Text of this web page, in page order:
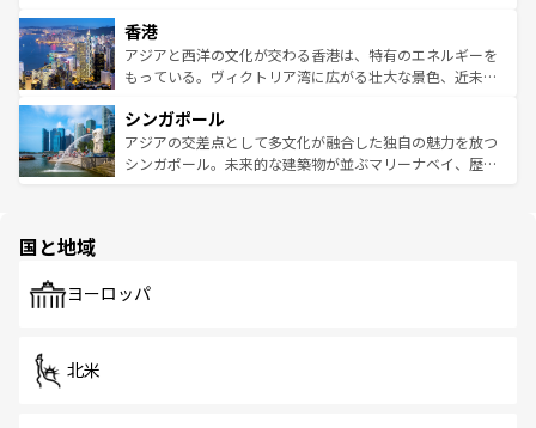
とつ。フォーやバインミー、ベトナムコーヒーなどは、ぜ
ひ現地で味わいたい。どの地域を訪れてもあたたかい人々
が旅行者を迎えてくれるので、きっと忘れられない旅にな
参照してほしい。
の活気が交差している。北部ではチェンマイなどの山岳地
帯で自然と触れ合い、南部ではプーケットやクラビの美し
いビーチでリゾート気分を楽しむことができる。タイ料理
激する。気候は一年中温暖で、どの季節にも異なる楽しみ
が待っている。親しみやすいタイの人々、仏教を中心とし
た文化、そして多様な観光資源が、訪れる旅人を魅了し続
香港
アジアと西洋の文化が交わる香港は、特有のエネルギーを
もっている。ヴィクトリア湾に広がる壮大な景色、近未来
み、どこを訪れても感動するはず。観光スポットが密集し
ており、効率よく見どころを回れるのも魅力。息をのむよ
うな絶景から文化的な体験まで、香港を存分に楽しみ尽く
シンガポール
アジアの交差点として多文化が融合した独自の魅力を放つ
シンガポール。未来的な建築物が並ぶマリーナベイ、歴史
で、ホーカーズは地元の風情を楽しめる外せないスポット
国と地域
ヨーロッパ
北米